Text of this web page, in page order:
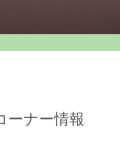
ーナー情報